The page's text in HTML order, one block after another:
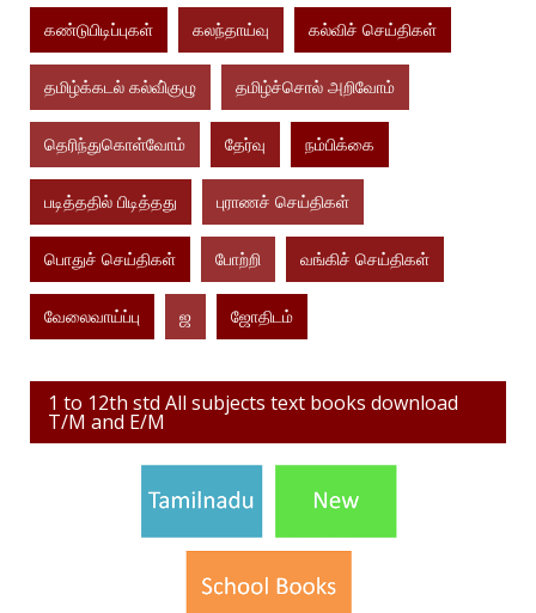
கண்டுபிடிப்புகள் கலந்தாய்வு கல்விச் செய்திகள்
தமிழ்க்கடல் கல்வி்குழு தமிழ்ச்சொல் அறிவோம்
தெரிந்துகொள்வோம் தேர்வு நம்பிக்கை
படித்ததில் பிடித்தது புராணச் செய்திகள்
பொதுச் செய்திகள் போற்றி வங்கிச் செய்திகள்
வேலைவாய்ப்பு ஜ ஜோதிடம்
1 to 12th std All subjects text books download
T/M and E/M